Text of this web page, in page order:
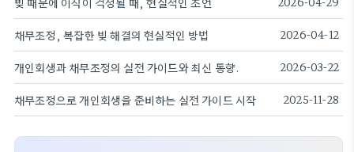
채무조정, 복잡한 빚 해결의 현실적인 방법 2026-04-12
개인회생과 채무조정의 실전 가이드와 최신 동향. 2026-03-22
채무조정으로 개인회생을 준비하는 실전 가이드 시작 2025-11-28